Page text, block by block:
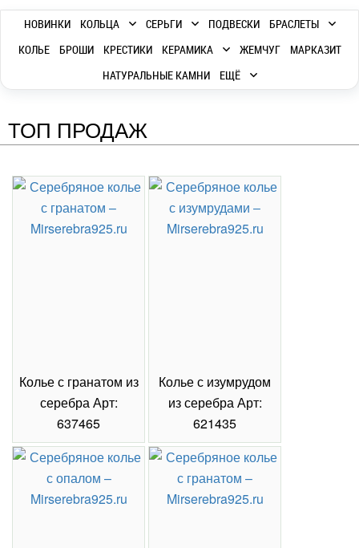
НОВИНКИ КОЛЬЦА СЕРЬГИ ПОДВЕСКИ
БРАСЛЕТЫ
КОЛЬЕ
БРОШИ КРЕСТИКИ КЕРАМИКА ЖЕМЧУГ
МАРКАЗИТ
НАТУРАЛЬНЫЕ КАМНИ
ЕЩЁ
ТОП ПРОДАЖ
Колье с гранатом из
серебра Арт:
637465
Колье с изумрудом
из серебра Арт:
621435